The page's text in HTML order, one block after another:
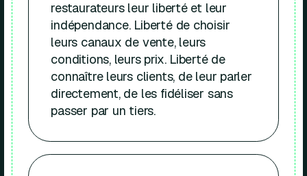
restaurateurs leur liberté et leur
indépendance. Liberté de choisir
leurs canaux de vente, leurs
conditions, leurs prix. Liberté de
connaître leurs clients, de leur parler
directement, de les fidéliser sans
passer par un tiers.